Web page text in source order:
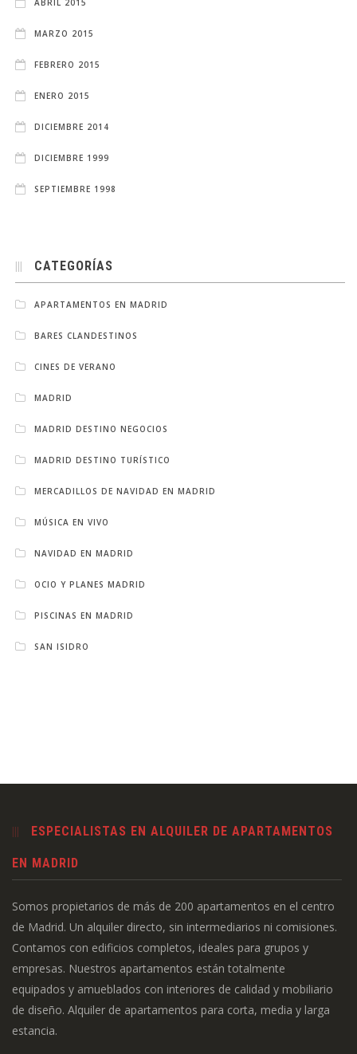
MARZO 2015
FEBRERO 2015
ENERO 2015
DICIEMBRE 2014
DICIEMBRE 1999
SEPTIEMBRE 1998
CATEGORÍAS
APARTAMENTOS EN MADRID
BARES CLANDESTINOS
CINES DE VERANO
MADRID
MADRID DESTINO NEGOCIOS
MADRID DESTINO TURÍSTICO
MERCADILLOS DE NAVIDAD EN MADRID
MÚSICA EN VIVO
NAVIDAD EN MADRID
OCIO Y PLANES MADRID
PISCINAS EN MADRID
SAN ISIDRO
ESPECIALISTAS EN ALQUILER DE APARTAMENTOS
EN MADRID
Somos propietarios de más de 200 apartamentos en el centro
de Madrid. Un alquiler directo, sin intermediarios ni comisiones.
Contamos con edificios completos, ideales para grupos y
empresas. Nuestros apartamentos están totalmente
equipados y amueblados con interiores de calidad y mobiliario
de diseño. Alquiler de apartamentos para corta, media y larga
estancia.